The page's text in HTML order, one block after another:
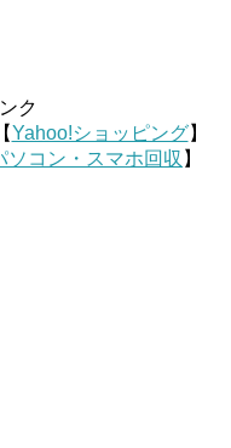
ク
Yahoo!ショッピング】
コン・スマホ回収 】